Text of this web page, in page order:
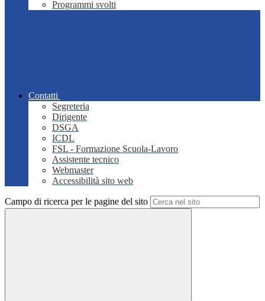
Programmi svolti
Contatti
Segreteria
Dirigente
DSGA
ICDL
FSL - Formazione Scuola-Lavoro
Assistente tecnico
Webmaster
Accessibilità sito web
Campo di ricerca per le pagine del sito